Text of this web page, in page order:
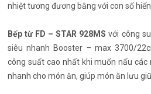
nhiệt tương đương bằng với con số
Bếp từ FD – STAR 928MS với công
siêu nhanh Booster – max 3700/
công suất cao nhất khi muốn nấu
nhanh cho món ăn, giúp món ăn lưu